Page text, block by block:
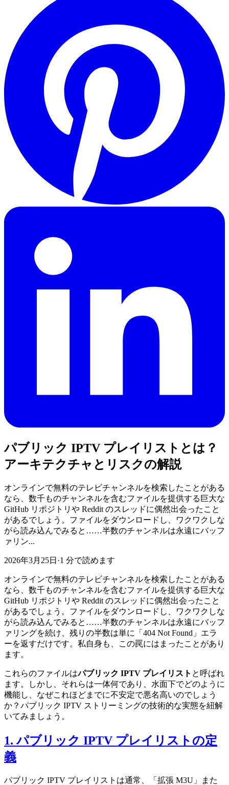
パブリック IPTV プレイリストとは？
アーキテクチャとリスクの解説
オンラインで無料のテレビチャンネルを検索したことがある
なら、数千ものチャンネルを含むファイルを提供する巨大な
GitHub リポジトリや Reddit のスレッドに偶然出会ったこと
があるでしょう。ファイルをダウンロードし、ワクワクしな
がら読み込んでみると……半数のチャンネルは永遠にバッフ
ァリン...
2026年3月25日 ·1 分で読めます
オンラインで無料のテレビチャンネルを検索したことがある
なら、数千ものチャンネルを含むファイルを提供する巨大な
GitHub リポジトリや Reddit のスレッドに偶然出会ったこと
があるでしょう。ファイルをダウンロードし、ワクワクしな
がら読み込んでみると……半数のチャンネルは永遠にバッフ
ァリングを続け、残りの半数は単に「404 Not Found」エラ
ーを返すだけです。私自身も、この罠にはまったことがあり
ます。
これらのファイルはパブリック IPTV プレイリスト と呼ばれ
ます。しかし、それらは一体何であり、水面下でどのように
機能し、なぜこれほどまでに不安定で悪名高いのでしょう
か？パブリック IPTV ストリーミングの技術的な実態を紐解
いてみましょう。
1. パブリック IPTV プレイリストの定
義
パブリック IPTV プレイリストは通常、「拡張 M3U」また